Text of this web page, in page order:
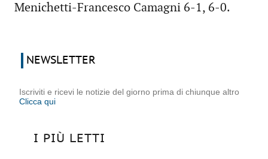
Menichetti-Francesco Camagni 6-1, 6-0.
NEWSLETTER
Iscriviti e ricevi le notizie del giorno prima di chiunque altro
Clicca qui
I PIÙ LETTI